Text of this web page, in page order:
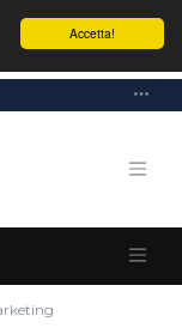
Accetta!